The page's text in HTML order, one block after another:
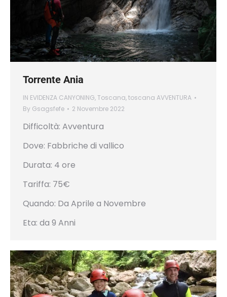
Torrente Ania
IN EVIDENZA CANYONING,Toscana,toscana AVVENTURA
By Gsagsfefe 2 Novembre 2022
Difficoltà: Avventura
Dove: Fabbriche di vallico
Durata: 4 ore
Tariffa: 75€
Quando: Da Aprile a Novembre
Eta: da 9 Anni